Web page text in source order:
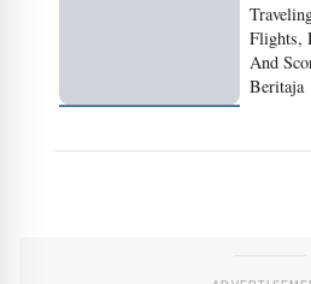
Flights,
And
Beritaja